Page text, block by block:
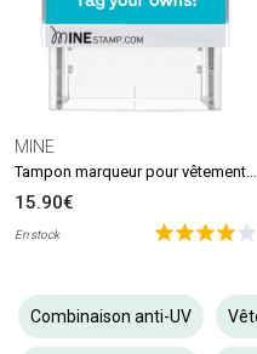
MINE
15.90€
En stock
Combinaison anti-UV